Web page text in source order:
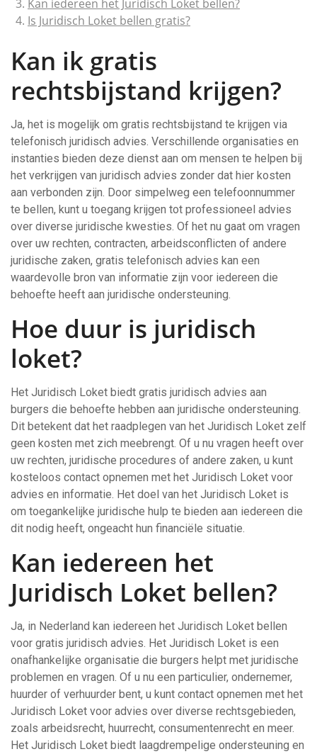
Kan iedereen het Juridisch Loket bellen?
Is Juridisch Loket bellen gratis?
Kan ik gratis
rechtsbijstand krijgen?
Ja, het is mogelijk om gratis rechtsbijstand te krijgen via
telefonisch juridisch advies. Verschillende organisaties en
instanties bieden deze dienst aan om mensen te helpen bij
het verkrijgen van juridisch advies zonder dat hier kosten
aan verbonden zijn. Door simpelweg een telefoonnummer
te bellen, kunt u toegang krijgen tot professioneel advies
over diverse juridische kwesties. Of het nu gaat om vragen
over uw rechten, contracten, arbeidsconflicten of andere
juridische zaken, gratis telefonisch advies kan een
waardevolle bron van informatie zijn voor iedereen die
behoefte heeft aan juridische ondersteuning.
Hoe duur is juridisch
loket?
Het Juridisch Loket biedt gratis juridisch advies aan
burgers die behoefte hebben aan juridische ondersteuning.
Dit betekent dat het raadplegen van het Juridisch Loket zelf
geen kosten met zich meebrengt. Of u nu vragen heeft over
uw rechten, juridische procedures of andere zaken, u kunt
kosteloos contact opnemen met het Juridisch Loket voor
advies en informatie. Het doel van het Juridisch Loket is
om toegankelijke juridische hulp te bieden aan iedereen die
dit nodig heeft, ongeacht hun financiële situatie.
Kan iedereen het
Juridisch Loket bellen?
Ja, in Nederland kan iedereen het Juridisch Loket bellen
voor gratis juridisch advies. Het Juridisch Loket is een
onafhankelijke organisatie die burgers helpt met juridische
problemen en vragen. Of u nu een particulier, ondernemer,
huurder of verhuurder bent, u kunt contact opnemen met het
Juridisch Loket voor advies over diverse rechtsgebieden,
zoals arbeidsrecht, huurrecht, consumentenrecht en meer.
Het Juridisch Loket biedt laagdrempelige ondersteuning en